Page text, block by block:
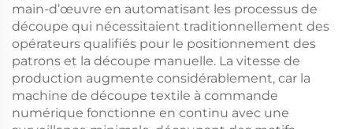
main-d’œuvre en automatisant les processus de
découpe qui nécessitaient traditionnellement des
opérateurs qualifiés pour le positionnement des
patrons et la découpe manuelle. La vitesse de
production augmente considérablement, car la
machine de découpe textile à commande
numérique fonctionne en continu avec une